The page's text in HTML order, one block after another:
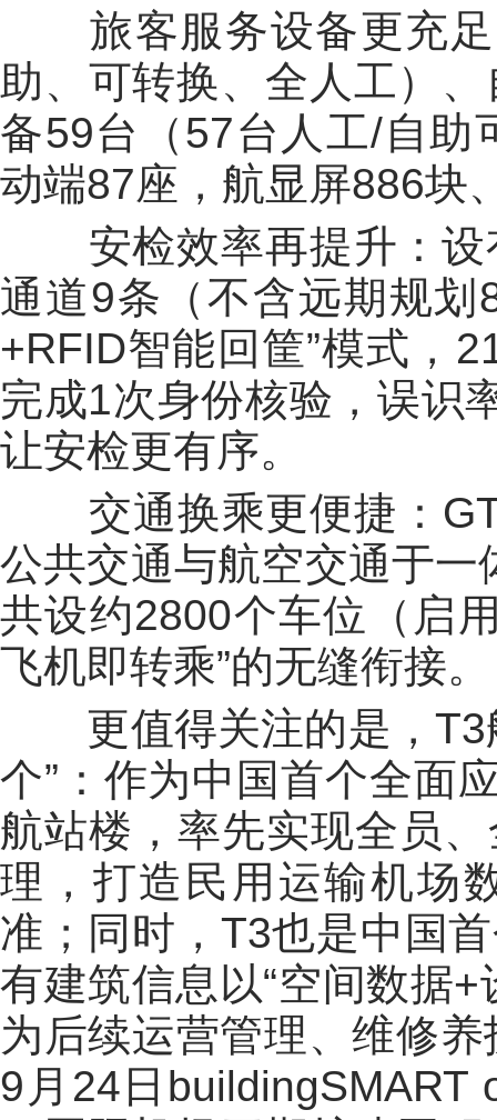
旅客服务设备更充足
助、可转换、全人工）
备59台（57台人工/自助
动端87座，航显屏886块
安检效率再提升：设
通道9条（不含远期规划
+RFID智能回筐”模式，
完成1次身份核验，误识
让安检更有序。
交通换乘更便捷：
公共交通与航空交通于
共设约2800个车位（启
飞机即转乘”的无缝衔接。
更值得关注的是，T3
个”：作为中国首个全面
航站楼，率先实现全员
理，打造民用运输机场
准；同时，T3也是中国
有建筑信息以“空间数据
为后续运营管理、维修
9月24日buildingSMART